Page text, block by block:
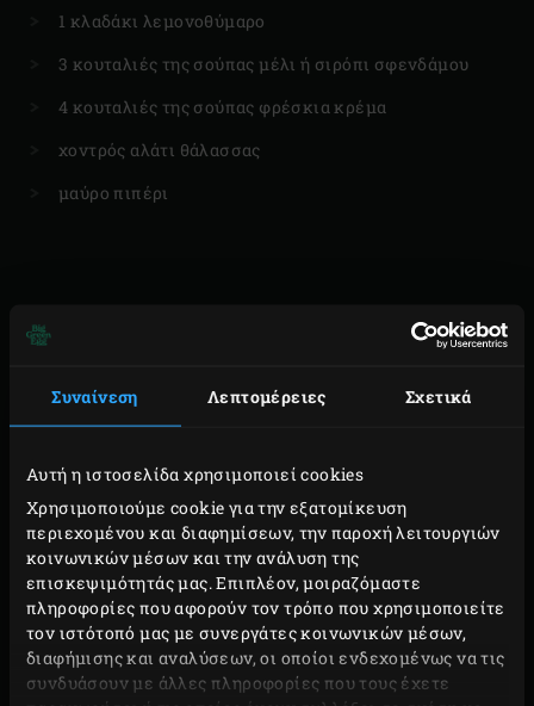
Συναίνεση Λεπτομέρειες Σχετικά
Αυτή η ιστοσελίδα χρησιμοποιεί cookies
Χρησιμοποιούμε cookie για την εξατομίκευση
περιεχομένου και διαφημίσεων, την παροχή λειτουργιών
κοινωνικών μέσων και την ανάλυση της
επισκεψιμότητάς μας. Επιπλέον, μοιραζόμαστε
πληροφορίες που αφορούν τον τρόπο που χρησιμοποιείτε
τον ιστότοπό μας με συνεργάτες κοινωνικών μέσων,
διαφήμισης και αναλύσεων, οι οποίοι ενδεχομένως να τις
συνδυάσουν με άλλες πληροφορίες που τους έχετε
1 κλαδάκι λεμονοθύμαρο
3 κουταλιές της σούπας μέλι ή σιρόπι σφενδάμου
4 κουταλιές της σούπας φρέσκια κρέμα
χοντρός αλάτι θάλασσας
μαύρο πιπέρι
Ανάψτε τα κάρβουνα στο Big Green Egg και αφήστε
το καπάκι ανοιχτό για 14-15 λεπτά. Εν τω μεταξύ,
Βάλτε το
convEGGtor
και τη σχάρα στο Egg και
κλείστε το καπάκι. Θερμάνετε στους 190°C.
Τοποθετήστε τις γλυκοπατάτες στη σχάρα, κλείστε
το καπάκι του EGG και αφήστε τες για ψήσιμο για
περίπου 60 λεπτά. Οι πατάτες είναι έτοιμες μόλις
μαλακώσουν. Εν τω μεταξύ, πάρτε τα φύλλα από το
λεμονοθύμαρο και ψιλοκόψτε τα.